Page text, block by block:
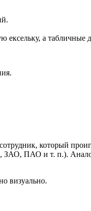
ексельку, а
который
ЗАО, ПАО и т. п.).
визуально.